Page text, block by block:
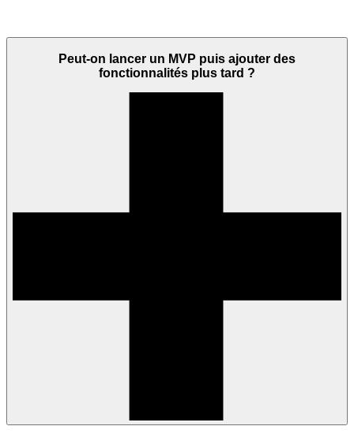
Peut-on lancer un MVP puis ajouter des
fonctionnalités plus tard ?